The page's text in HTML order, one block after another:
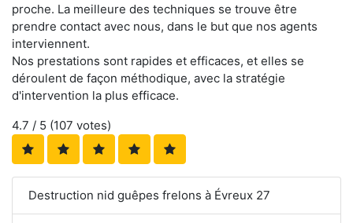
proche. La meilleure des techniques se trouve être
prendre contact avec nous, dans le but que nos agents
interviennent.
Nos prestations sont rapides et efficaces, et elles se
déroulent de façon méthodique, avec la stratégie
d'intervention la plus efficace.
4.7 / 5 (107 votes)
Destruction nid guêpes frelons à Évreux 27